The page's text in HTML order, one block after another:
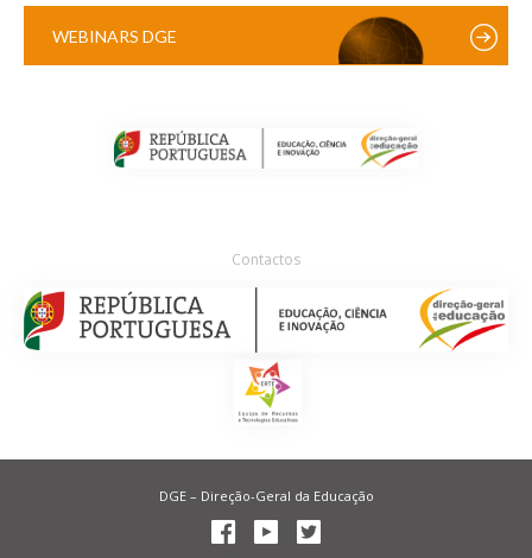
WEBINARS DGE
Contactos
DGE – Direção-Geral da Educação